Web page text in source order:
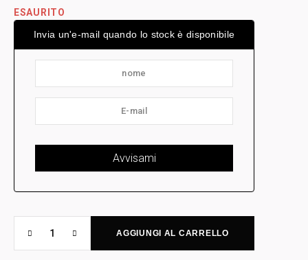
ESAURITO
Invia un'e-mail quando lo stock è disponibile
AGGIUNGI AL CARRELLO